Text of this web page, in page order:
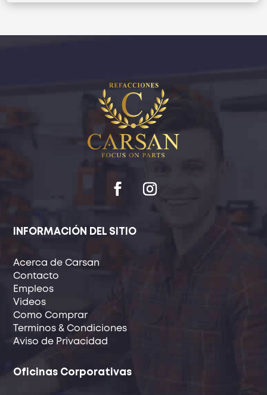
INFORMACIÓN DEL SITIO
Acerca de Carsan
Contacto
Empleos
Videos
Como Comprar
Terminos & Condiciones
Aviso de Privacidad
Oficinas Corporativas